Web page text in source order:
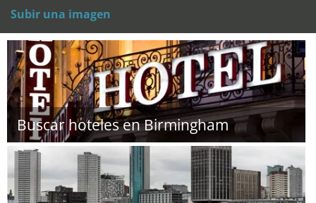
Subir una imagen
Buscar hoteles en Birmingham